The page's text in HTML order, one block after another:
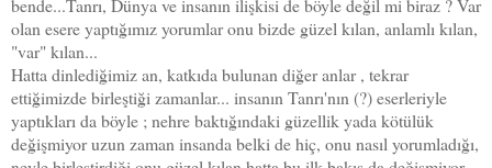
olan esere yaptığımız yorumlar onu bizde güzel kılan, anlamlı kılan,
"var" kılan...
Hatta dinlediğimiz an, katkıda bulunan diğer anlar , tekrar
ettiğimizde birleştiği zamanlar... insanın Tanrı'nın (?) eserleriyle
yaptıkları da böyle ; nehre baktığındaki güzellik yada kötülük
değişmiyor uzun zaman insanda belki de hiç, onu nasıl yorumladığı,